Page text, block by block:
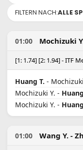
FILTERN NACH:ALLE
01:00 Mochizuki
[1: 1.74] [2: 1.94] - ITF
Huang T. -
Mochizuki Y. -
Mochizuki Y. -
01:00 Wang Y. -